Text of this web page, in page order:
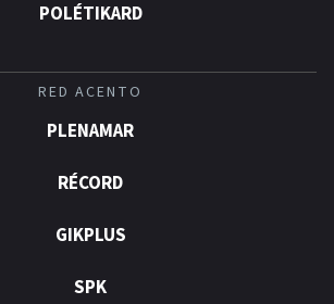
POLÉTIKARD
RED ACENTO
PLENAMAR
RÉCORD
GIKPLUS
SPK